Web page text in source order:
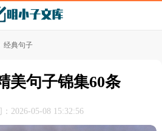
经典句子
美句子锦集60条
2026-05-08 15:32:56